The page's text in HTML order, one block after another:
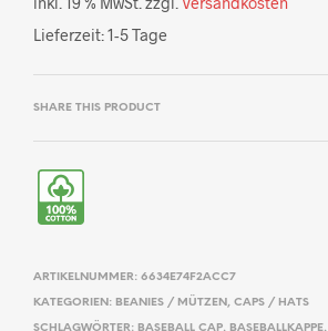
Lieferzeit:1-5 Tage
SHARE THIS PRODUCT
ARTIKELNUMMER: 6634E74F2ACC7
KATEGORIEN: BEANIES / MÜTZEN, CAPS / HATS